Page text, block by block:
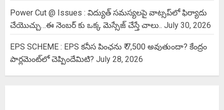
Power Cut @ Issues : విద్యుత్ సమస్యలపై వాట్సప్‌లో ఫిర్యాదు
చేయొచ్చు…ఈ నెంబర్ కు ఒక్క మెస్సేజ్ చేస్తే చాలు.. July 30, 2026
EPS SCHEME : EPS కనీస పింఛను ₹ 7,500 అవుతుందా? కేంద్రం
పార్లమెంట్‌లో చెప్పిందేమిటి? July 28, 2026